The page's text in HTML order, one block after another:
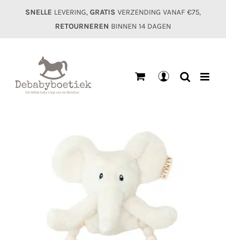
SNELLE LEVERING, GRATIS VERZENDING VANAF €75,
RETOURNEREN BINNEN 14 DAGEN